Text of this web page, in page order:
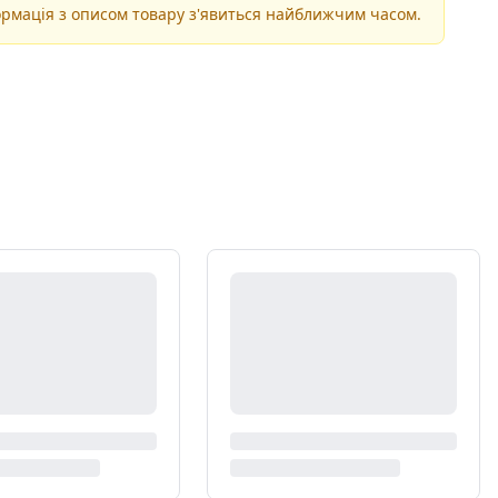
з описом товару з'явиться найближчим часом.